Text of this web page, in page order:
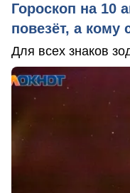
Гороскоп на 10
повезёт, а кому
Для всех знаков